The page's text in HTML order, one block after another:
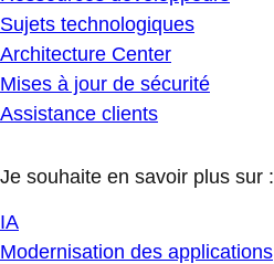
Sujets technologiques
Architecture Center
Mises à jour de sécurité
Assistance clients
Je souhaite en savoir plus sur :
IA
Modernisation des applications